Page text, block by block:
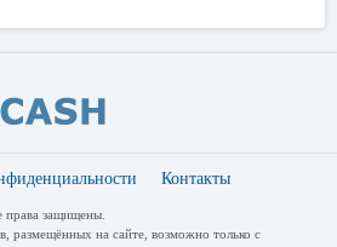
Контакты
защищены.
размещённых на сайте, возможно только с